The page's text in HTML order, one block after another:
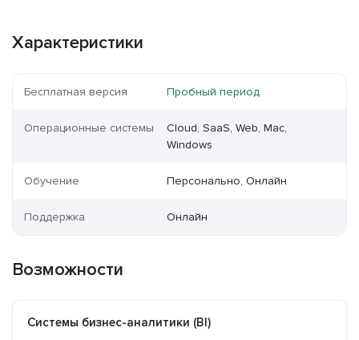
Характеристики
Бесплатная версия Пробный период
Операционные системы
Cloud, SaaS, Web, Mac,
Windows
Обучение Персонально, Онлайн
Поддержка Онлайн
Возможности
Системы бизнес-аналитики (BI)